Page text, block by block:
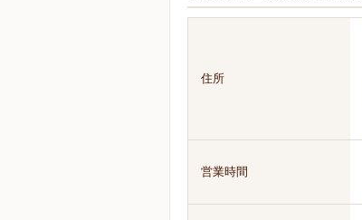
住所
営業時間